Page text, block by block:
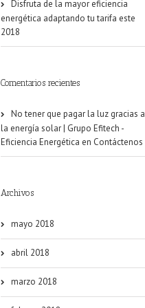
Disfruta de la mayor eficiencia
energética adaptando tu tarifa este
2018
Comentarios recientes
No tener que pagar la luz gracias a
la energía solar | Grupo Efitech -
Eficiencia Energética en Contáctenos
Archivos
mayo 2018
abril 2018
marzo 2018